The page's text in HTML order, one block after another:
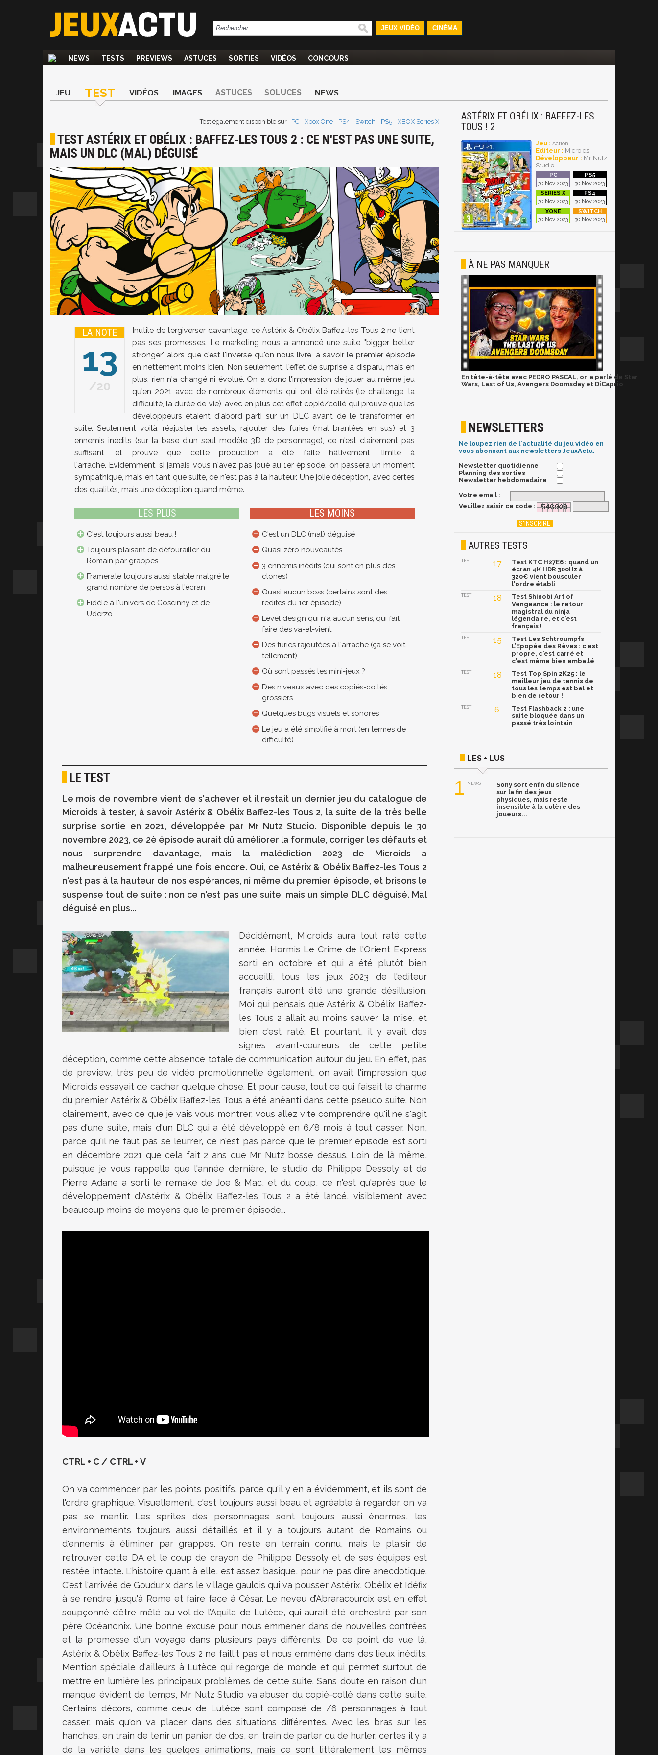
JEUX VIDÉO CINÉMA
NEWS TESTS PREVIEWS ASTUCES SORTIES VIDÉOS CONCOURS
JEU TEST VIDÉOS IMAGES ASTUCES SOLUCES NEWS
Test également disponible sur : PC - Xbox One - PS4 - Switch - PS5 - XBOX Series X
TEST ASTÉRIX ET OBÉLIX : BAFFEZ-LES TOUS 2 : CE N'EST PAS UNE SUITE,
MAIS UN DLC (MAL) DÉGUISÉ
LA NOTE
13
20
Inutile de tergiverser davantage, ce Astérix & Obélix Baffez-les Tous 2 ne tient
pas ses promesses. Le marketing nous a annoncé une suite "bigger better
stronger" alors que c'est l'inverse qu'on nous livre, à savoir le premier épisode
en nettement moins bien. Non seulement, l'effet de surprise a disparu, mais en
plus, rien n'a changé ni évolué. On a donc l'impression de jouer au même jeu
qu'en 2021 avec de nombreux éléments qui ont été retirés (le challenge, la
difficulté, la durée de vie), avec en plus cet effet copié/collé qui prouve que les
développeurs étaient d'abord parti sur un DLC avant de le transformer en
suite. Seulement voilà, réajuster les assets, rajouter des furies (mal branlées en sus) et 3
ennemis inédits (sur la base d'un seul modèle 3D de personnage), ce n'est clairement pas
suffisant, et prouve que cette production a été faite hâtivement, limite à
l'arrache. Evidemment, si jamais vous n'avez pas joué au 1er épisode, on passera un moment
sympathique, mais en tant que suite, ce n'est pas à la hauteur. Une jolie déception, avec certes
des qualités, mais une déception quand même.
LES PLUS
C'est toujours aussi beau !
Toujours plaisant de défourailler du
Romain par grappes
Framerate toujours aussi stable malgré le
grand nombre de persos à l'écran
Fidèle à l'univers de Goscinny et de
Uderzo
LES MOINS
C'est un DLC (mal) déguisé
Quasi zéro nouveautés
3 ennemis inédits (qui sont en plus des
clones)
Quasi aucun boss (certains sont des
redites du 1er épisode)
Level design qui n'a aucun sens, qui fait
faire des va-et-vient
Des furies rajoutées à l'arrache (ça se voit
tellement)
Où sont passés les mini-jeux ?
Des niveaux avec des copiés-collés
grossiers
Quelques bugs visuels et sonores
Le jeu a été simplifié à mort (en termes de
difficulté)
LE TEST
Le mois de novembre vient de s'achever et il restait un dernier jeu du catalogue de
Microids à tester, à savoir Astérix & Obélix Baffez-les Tous 2, la suite de la très belle
surprise sortie en 2021, développée par Mr Nutz Studio. Disponible depuis le 30
novembre 2023, ce 2è épisode aurait dû améliorer la formule, corriger les défauts et
nous surprendre davantage, mais la malédiction 2023 de Microids a
malheureusement frappé une fois encore. Oui, ce Astérix & Obélix Baffez-les Tous 2
n'est pas à la hauteur de nos espérances, ni même du premier épisode, et brisons le
suspense tout de suite : non ce n'est pas une suite, mais un simple DLC déguisé. Mal
déguisé en plus...
Décidément, Microids aura tout raté cette
année. Hormis Le Crime de l'Orient Express
sorti en octobre et qui a été plutôt bien
accueilli, tous les jeux 2023 de l'éditeur
français auront été une grande désillusion.
Moi qui pensais que Astérix & Obélix Baffez-
les Tous 2 allait au moins sauver la mise, et
bien c'est raté. Et pourtant, il y avait des
signes avant-coureurs de cette petite
déception, comme cette absence totale de communication autour du jeu. En effet, pas
de preview, très peu de vidéo promotionnelle également, on avait l'impression que
Microids essayait de cacher quelque chose. Et pour cause, tout ce qui faisait le charme
du premier Astérix & Obélix Baffez-les Tous a été anéanti dans cette pseudo suite. Non
clairement, avec ce que je vais vous montrer, vous allez vite comprendre qu'il ne s'agit
pas d'une suite, mais d'un DLC qui a été développé en 6/8 mois à tout casser. Non,
parce qu'il ne faut pas se leurrer, ce n'est pas parce que le premier épisode est sorti
en décembre 2021 que cela fait 2 ans que Mr Nutz bosse dessus. Loin de là même,
puisque je vous rappelle que l'année dernière, le studio de Philippe Dessoly et de
Pierre Adane a sorti le remake de Joe & Mac, et du coup, ce n'est qu'après que le
développement d'Astérix & Obélix Baffez-les Tous 2 a été lancé, visiblement avec
beaucoup moins de moyens que le premier épisode...
CTRL + C / CTRL + V
On va commencer par les points positifs, parce qu'il y en a évidemment, et ils sont de
l'ordre graphique. Visuellement, c'est toujours aussi beau et agréable à regarder, on va
pas se mentir. Les sprites des personnages sont toujours aussi énormes, les
environnements toujours aussi détaillés et il y a toujours autant de Romains ou
d'ennemis à éliminer par grappes. On reste en terrain connu, mais le plaisir de
retrouver cette DA et le coup de crayon de Philippe Dessoly et de ses équipes est
restée intacte. L'histoire quant à elle, est assez basique, pour ne pas dire anecdotique.
C'est l'arrivée de Goudurix dans le village gaulois qui va pousser Astérix, Obélix et Idéfix
à se rendre jusqu'à Rome et faire face à César. Le neveu d’Abraracourcix est en effet
soupçonné d’être mêlé au vol de l’Aquila de Lutèce, qui aurait été orchestré par son
père Océanonix. Une bonne excuse pour nous emmener dans de nouvelles contrées
et la promesse d'un voyage dans plusieurs pays différents. De ce point de vue là,
Astérix & Obélix Baffez-les Tous 2 ne faillit pas et nous emmène dans des lieux inédits.
Mention spéciale d'ailleurs à Lutèce qui regorge de monde et qui permet surtout de
mettre en lumière les principaux problèmes de cette suite. Sans doute en raison d'un
manque évident de temps, Mr Nutz Studio va abuser du copié-collé dans cette suite.
Certains décors, comme ceux de Lutèce sont composé de /6 personnages à tout
casser, mais qu'on va placer dans des situations différentes. Avec les bras sur les
hanches, en train de tenir un panier, de dos, en train de parler ou de hurler, certes il y a
de la variété dans les quelqes animations, mais ce sont littéralement les mêmes
ASTÉRIX ET OBÉLIX : BAFFEZ-LES
TOUS ! 2
Jeu : Action
Editeur : Microids
Développeur : Mr Nutz
Studio
30 Nov 2023 30 Nov 2023
30 Nov 2023 30 Nov 2023
30 Nov 2023 30 Nov 2023
À NE PAS MANQUER
En tête-à-tête avec PEDRO PASCAL, on a parlé de Star
Wars, Last of Us, Avengers Doomsday et DiCaprio
NEWSLETTERS
Ne loupez rien de l'actualité du jeu vidéo en
vous abonnant aux newsletters JeuxActu.
Newsletter quotidienne
Planning des sorties
Newsletter hebdomadaire
Votre email :
Veuillez saisir ce code :
AUTRES TESTS
TEST 17
Test KTC H27E6 : quand un
écran 4K HDR 300Hz à
320€ vient bousculer
l'ordre établi
TEST 18
Test Shinobi Art of
Vengeance : le retour
magistral du ninja
légendaire, et c'est
français !
TEST 15
Test Les Schtroumpfs
L’Epopée des Rêves : c'est
propre, c'est carré et
c'est même bien emballé
TEST 18
Test Top Spin 2K25 : le
meilleur jeu de tennis de
tous les temps est bel et
bien de retour !
TEST 6
Test Flashback 2 : une
suite bloquée dans un
passé très lointain
LES + LUS
1 NEWS
Sony sort enfin du silence
sur la fin des jeux
physiques, mais reste
insensible à la colère des
joueurs...